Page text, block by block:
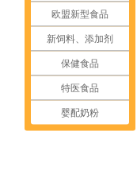
欧盟新型食品
新饲料、添加剂
保健食品
特医食品
婴配奶粉